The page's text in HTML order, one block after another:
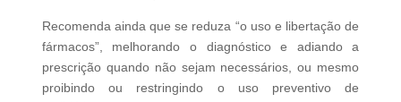
Recomenda ainda que se reduza “o uso e libertação de
fármacos”, melhorando o diagnóstico e adiando a
prescrição quando não sejam necessários, ou mesmo
proibindo ou restringindo o uso preventivo de